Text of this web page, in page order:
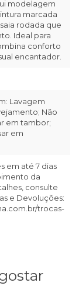
modelagem
marcada
rodada que
Ideal para
conforto
encantador.
Lavagem
Não
em tambor;
em
em até 7 dias
da
consulte
e Devoluções:
trocas-